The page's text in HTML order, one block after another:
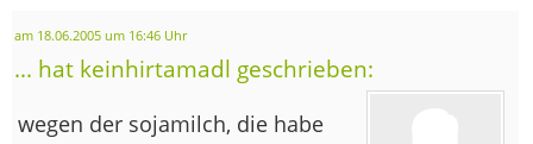
am 18.06.2005 um 16:46 Uhr
... hat keinhirtamadl geschrieben:
wegen der sojamilch, die habe